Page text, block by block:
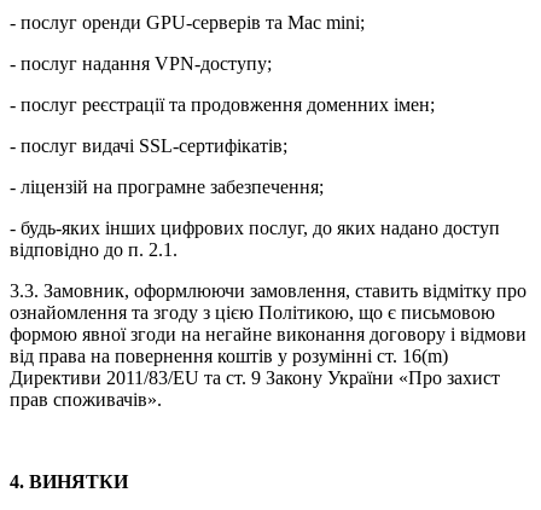
- послуг оренди GPU-серверів та Mac mini;
- послуг надання VPN-доступу;
- послуг реєстрації та продовження доменних імен;
- послуг видачі SSL-сертифікатів;
- ліцензій на програмне забезпечення;
- будь-яких інших цифрових послуг, до яких надано доступ
відповідно до п. 2.1.
3.3. Замовник, оформлюючи замовлення, ставить відмітку про
ознайомлення та згоду з цією Політикою, що є письмовою
формою явної згоди на негайне виконання договору і відмови
від права на повернення коштів у розумінні ст. 16(m)
Директиви 2011/83/EU та ст. 9 Закону України «Про захист
прав споживачів».
4. ВИНЯТКИ